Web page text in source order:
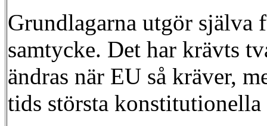
Grundlagarna utgör själva
samtycke. Det har krävts
ändras när EU så kräver,
tids största konstitutionella